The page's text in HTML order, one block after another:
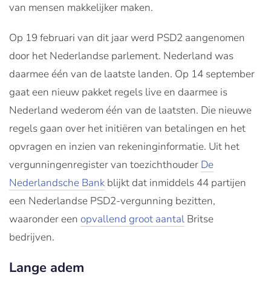
van mensen makkelijker maken.
Op 19 februari van dit jaar werd PSD2 aangenomen
door het Nederlandse parlement. Nederland was
daarmee één van de laatste landen. Op 14 september
gaat een nieuw pakket regels live en daarmee is
Nederland wederom één van de laatsten. Die nieuwe
regels gaan over het initiëren van betalingen en het
opvragen en inzien van rekeninginformatie. Uit het
vergunningenregister van toezichthouder De
Nederlandsche Bank blijkt dat inmiddels 44 partijen
een Nederlandse PSD2-vergunning bezitten,
waaronder een opvallend groot aantal Britse
bedrijven.
Lange adem